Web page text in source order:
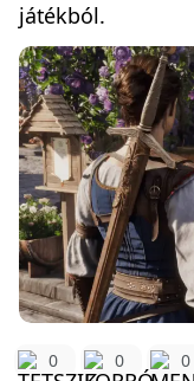
játékból.
0 0 0